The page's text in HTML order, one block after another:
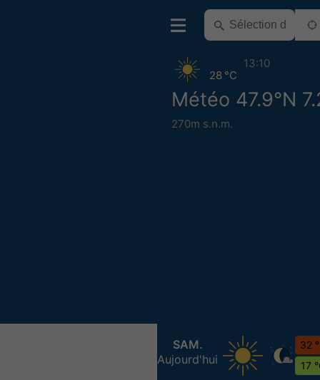
Météo 47.9°N
270m s.n.m.
28 °C
13:10
SAM.
Aujourd'hui
32
17